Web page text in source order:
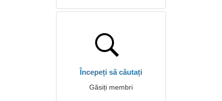
Începeți să căutați
Găsiți membri